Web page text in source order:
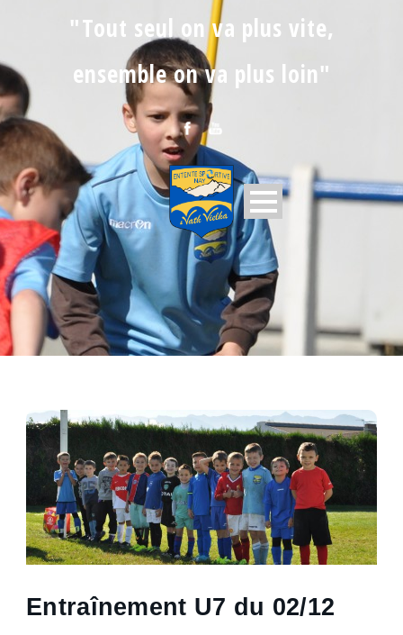
"Tout seul on va plus vite,
ensemble on va plus loin"
Entraînement U7 du 02/12